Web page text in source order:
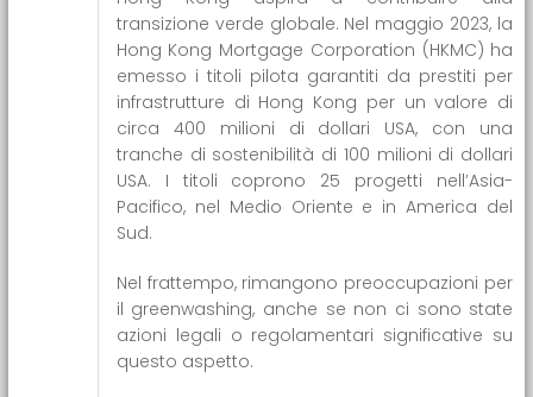
transizione verde globale. Nel maggio 2023, la
Hong Kong Mortgage Corporation (HKMC) ha
emesso i titoli pilota garantiti da prestiti per
infrastrutture di Hong Kong per un valore di
circa 400 milioni di dollari USA, con una
tranche di sostenibilità di 100 milioni di dollari
USA. I titoli coprono 25 progetti nell’Asia-
Pacifico, nel Medio Oriente e in America del
Sud.
Nel frattempo, rimangono preoccupazioni per
il greenwashing, anche se non ci sono state
azioni legali o regolamentari significative su
questo aspetto.